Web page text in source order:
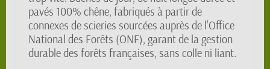
pavés 100% chêne, fabriqués à partir de
connexes de scieries sourcées auprès de l'Office
National des Forêts (ONF), garant de la gestion
durable des forêts françaises, sans colle ni liant.